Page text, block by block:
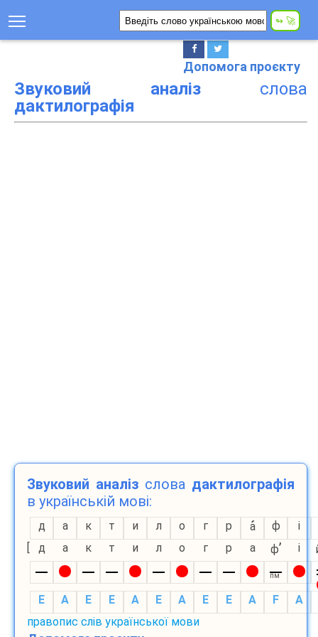
Допомога проєкту
Звуковий аналізслова
дактилографія
Звуковий аналіз слова дактилографія
в українській мові:
д а к т и л о г р а ф
і
[
д а к т и л о г р а ф’ і
пм
E A E E A E A E E A F
A
правопис слів української мови